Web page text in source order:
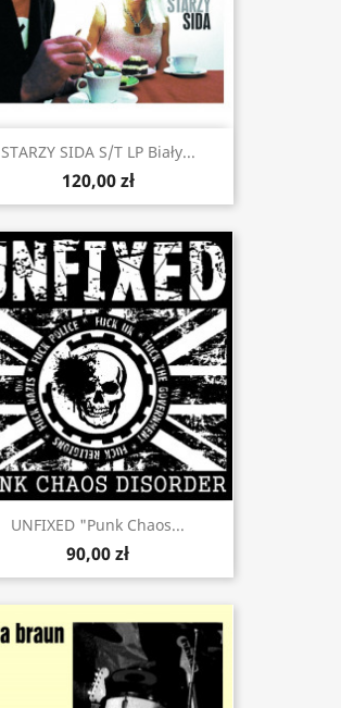
STARZY SIDA S/t LP Biały...
120,00 zł
UNFIXED "Punk Chaos...
90,00 zł